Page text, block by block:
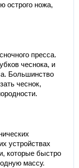
острого ножа,
пресса.
чеснока, и
Большинство
чеснок,
устройствах
которые быстро
массу.